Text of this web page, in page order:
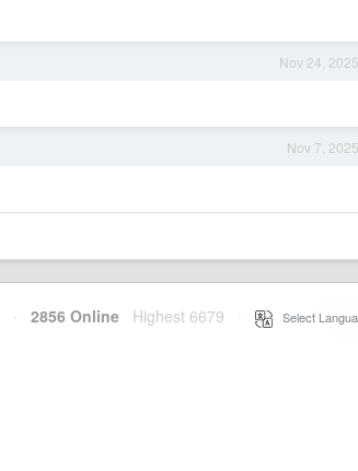
Nov 24, 2025
Nov 7, 2025
· 2856 Online Highest 6679 Select